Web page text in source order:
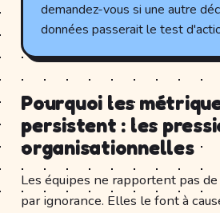
demandez-vous si une autre
données passerait le test
Pourquoi les
persistent : les
organisationnelles
Les équipes ne rapportent pas
par ignorance. Elles le font à